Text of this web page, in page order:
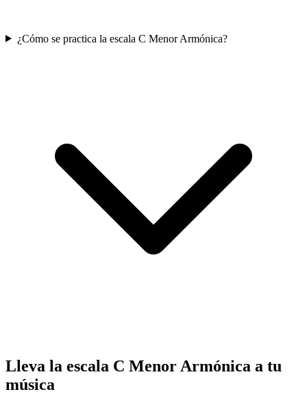
¿Cómo se practica la escala C Menor Armónica?
Lleva la escala C Menor Armónica a tu
música